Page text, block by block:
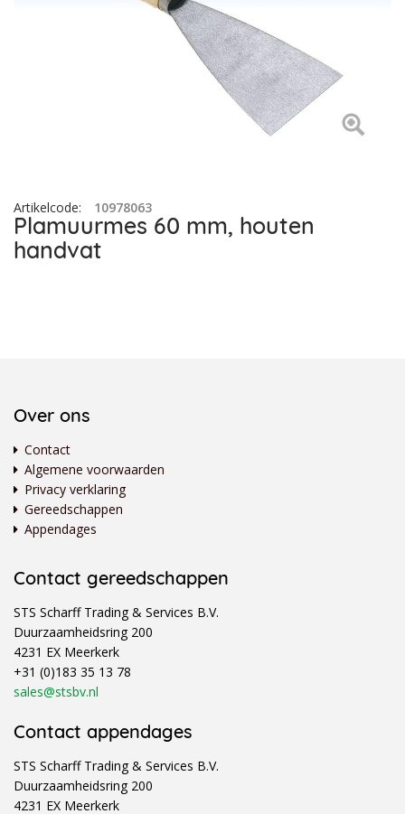
Artikelcode: 10978063
Plamuurmes 60 mm, houten
handvat
Over ons
Contact
Algemene voorwaarden
Privacy verklaring
Gereedschappen
Appendages
Contact gereedschappen
STS Scharff Trading & Services B.V.
Duurzaamheidsring 200
4231 EX Meerkerk
+31 (0)183 35 13 78
sales@stsbv.nl
Contact appendages
STS Scharff Trading & Services B.V.
Duurzaamheidsring 200
4231 EX Meerkerk